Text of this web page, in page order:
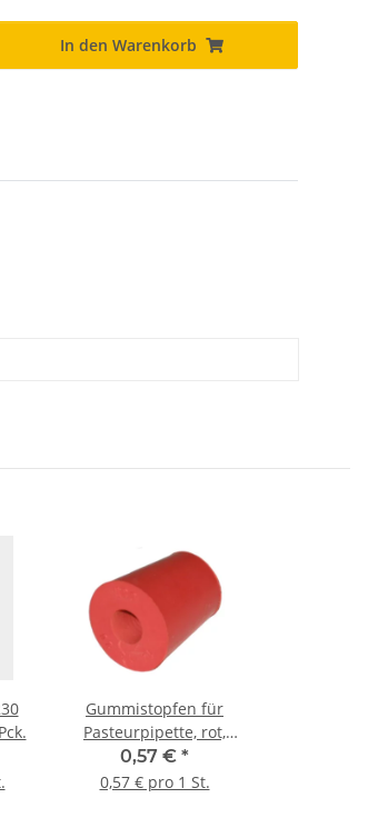
In den Warenkorb
Gummistopfen für
Pasteurpipette, rot,
Bohrung 6,5 mm,
14/18*20 mm
0,57 € *
0,57 € pro 1 St.